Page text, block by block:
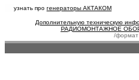
узнать про генераторы АКТАКОМ
Дополнительную техническую
РАДИОМОНТАЖНОЕ
/формат